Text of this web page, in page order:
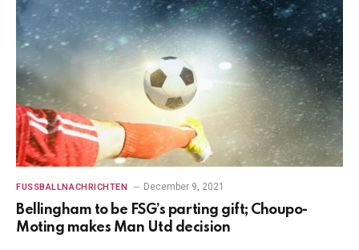
FUSSBALLNACHRICHTEN December 9, 2021
Bellingham to be FSG’s parting gift; Choupo-
Moting makes Man Utd decision